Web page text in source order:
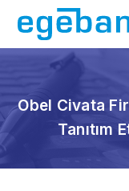
Obel Civata
Tanıtım